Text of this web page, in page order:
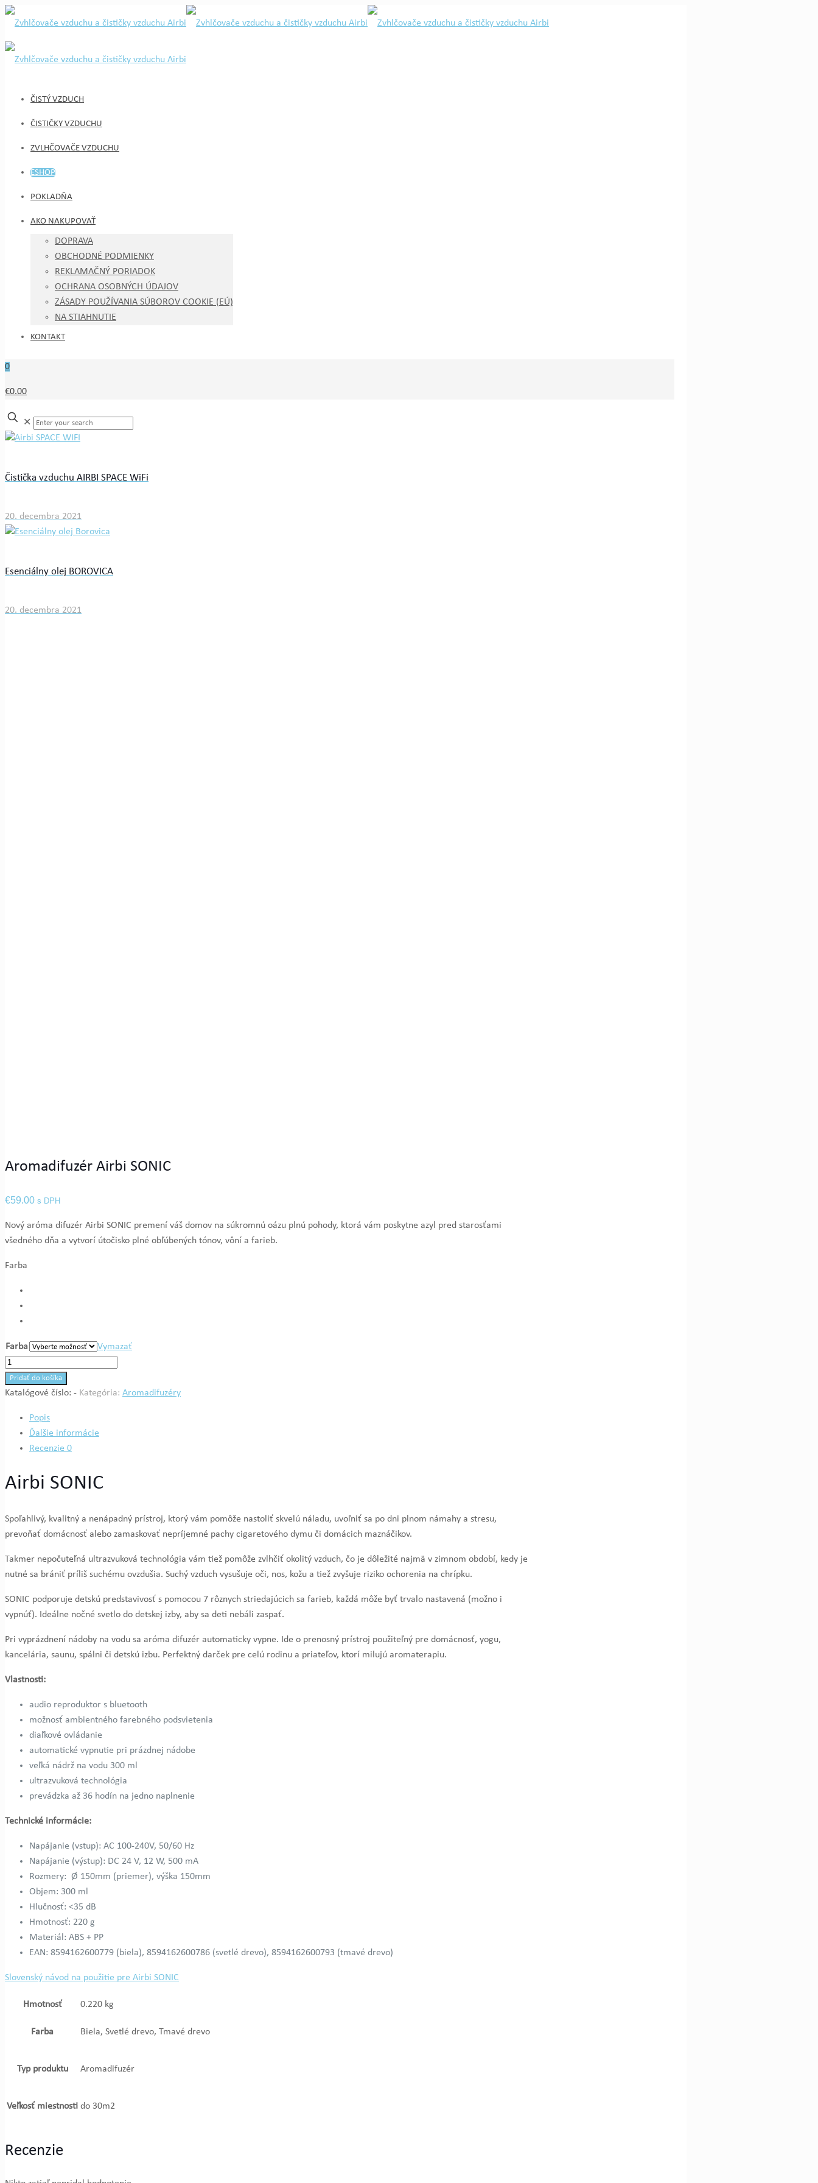
ČISTÝ VZDUCH
ČISTIČKY VZDUCHU
ZVLHČOVAČE VZDUCHU
ESHOP
POKLADŇA
AKO NAKUPOVAŤ
DOPRAVA
OBCHODNÉ PODMIENKY
REKLAMAČNÝ PORIADOK
OCHRANA OSOBNÝCH ÚDAJOV
ZÁSADY POUŽÍVANIA SÚBOROV COOKIE (EÚ)
NA STIAHNUTIE
KONTAKT
0
€0.00
✕
Čistička vzduchu AIRBI SPACE WiFi
20. decembra 2021
Esenciálny olej BOROVICA
20. decembra 2021
Aromadifuzér Airbi SONIC
€59.00 s DPH
Nový aróma difuzér Airbi SONIC premení váš domov na súkromnú oázu plnú pohody, ktorá vám poskytne azyl pred starosťami
všedného dňa a vytvorí útočisko plné obľúbených tónov, vôní a farieb.
Farba
Farba
Vymazať
množstvo
Aromadifuzér
Airbi
Pridať do košíka
Katalógové číslo: - Kategória: Aromadifuzéry
Popis
Ďalšie informácie
Recenzie 0
Airbi SONIC
Spoľahlivý, kvalitný a nenápadný prístroj, ktorý vám pomôže nastoliť skvelú náladu, uvoľniť sa po dni plnom námahy a stresu,
prevoňať domácnosť alebo zamaskovať nepríjemné pachy cigaretového dymu či domácich maznáčikov.
Takmer nepočuteľná ultrazvuková technológia vám tiež pomôže zvlhčiť okolitý vzduch, čo je dôležité najmä v zimnom období, kedy je
nutné sa brániť príliš suchému ovzdušia. Suchý vzduch vysušuje oči, nos, kožu a tiež zvyšuje riziko ochorenia na chrípku.
SONIC podporuje detskú predstavivosť s pomocou 7 rôznych striedajúcich sa farieb, každá môže byť trvalo nastavená (možno i
vypnúť). Ideálne nočné svetlo do detskej izby, aby sa deti nebáli zaspať.
Pri vyprázdnení nádoby na vodu sa aróma difuzér automaticky vypne. Ide o prenosný prístroj použiteľný pre domácnosť, yogu,
kancelária, saunu, spálni či detskú izbu. Perfektný darček pre celú rodinu a priateľov, ktorí milujú aromaterapiu.
Vlastnosti:
audio reproduktor s bluetooth
možnosť ambientného farebného podsvietenia
diaľkové ovládanie
automatické vypnutie pri prázdnej nádobe
veľká nádrž na vodu 300 ml
ultrazvuková technológia
prevádzka až 36 hodín na jedno naplnenie
Technické informácie:
Napájanie (vstup): AC 100-240V, 50/60 Hz
Napájanie (výstup): DC 24 V, 12 W, 500 mA
Rozmery: Ø 150mm (priemer), výška 150mm
Objem: 300 ml
Hlučnosť: <35 dB
Hmotnosť: 220 g
Materiál: ABS + PP
EAN: 8594162600779 (biela), 8594162600786 (svetlé drevo), 8594162600793 (tmavé drevo)
Slovenský návod na použitie pre Airbi SONIC
Hmotnosť 0.220 kg
Farba Biela, Svetlé drevo, Tmavé drevo
Typ produktu Aromadifuzér
Veľkosť miestnosti do 30m2
Recenzie